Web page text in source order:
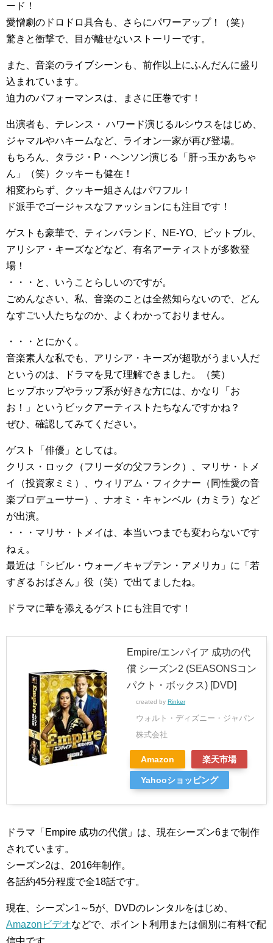
ード！
愛憎劇のドロドロ具合も、さらにパワーアップ！（笑）
驚きと衝撃で、目が離せないストーリーです。
また、音楽のライブシーンも、前作以上にふんだんに盛り
込まれています。
迫力のパフォーマンスは、まさに圧巻です！
出演者も、テレンス・ ハワード演じるルシウスをはじめ、
ジャマルやハキームなど、ライオン一家が再び登場。
もちろん、タラジ・P・ヘンソン演じる「肝っ玉かあちゃ
ん」（笑）クッキーも健在！
相変わらず、クッキー姐さんはパワフル！
ド派手でゴージャスなファッションにも注目です！
ゲストも豪華で、ティンバランド、NE-YO、ピットブル、
アリシア・キーズなどなど、有名アーティストが多数登
場！
・・・と、いうことらしいのですが。
ごめんなさい、私、音楽のことは全然知らないので、どん
なすごい人たちなのか、よくわかっておりません。
・・・とにかく。
音楽素人な私でも、アリシア・キーズが超歌がうまい人だ
というのは、ドラマを見て理解できました。（笑）
ヒップホップやラップ系が好きな方には、かなり「お
お！」というビックアーティストたちなんですかね？
ぜひ、確認してみてください。
ゲスト「俳優」としては。
クリス・ロック（フリーダの父フランク）、マリサ・トメ
イ（投資家ミミ）、ウィリアム・フィクナー（同性愛の音
楽プロデューサー）、ナオミ・キャンベル（カミラ）など
が出演。
・・・マリサ・トメイは、本当いつまでも変わらないです
ねぇ。
最近は「シビル・ウォー／キャプテン・アメリカ」に「若
すぎるおばさん」役（笑）で出てましたね。
ドラマに華を添えるゲストにも注目です！
Empire/エンパイア 成功の代
償 シーズン2 (SEASONSコン
パクト・ボックス) [DVD]
created by Rinker
ウォルト・ディズニー・ジャパン
株式会社
Amazon 楽天市場
Yahooショッピング
ドラマ「Empire 成功の代償」は、現在シーズン6まで制作
されています。
シーズン2は、2016年制作。
各話約45分程度で全18話です。
現在、シーズン1～5が、DVDのレンタルをはじめ、
Amazonビデオなどで、ポイント利用または個別に有料で配
信中です。